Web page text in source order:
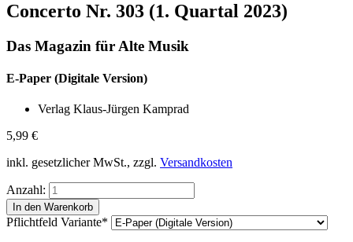
Concerto Nr. 303 (1. Quartal 2023)
Das Magazin für Alte Musik
E-Paper (Digitale Version)
Verlag Klaus-Jürgen Kamprad
5,99 €
inkl. gesetzlicher MwSt., zzgl. Versandkosten
Anzahl:
Pflichtfeld Variante*